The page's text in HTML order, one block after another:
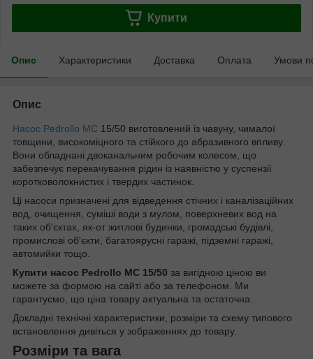
Купити
Опис Характеристики Доставка Оплата Умови
Опис
Насос Pedrollo MC 15/50 виготовлений із чавуну, чималої
товщини, високоміцного та стійкого до абразивного впливу.
Вони обладнані двоканальним робочим колесом, що
забезпечує перекачування рідин із наявністю у суспензії
коротковолокнистих і твердих частинок.
Ці насоси призначені для відведення стічних і каналізаційних
вод, очищення, суміші води з мулом, поверхневих вод на
таких об'єктах, як-от житлові будинки, громадські будівлі,
промислові об'єкти, багатоярусні гаражі, підземні гаражі,
автомийки тощо.
Купити насос Pedrollo MC 15/50 за вигідною ціною ви
можете за формою на сайті або за телефоном. Ми
гарантуємо, що ціна товару актуальна та остаточна.
Докладні технічні характеристики, розміри та схему типового
встановлення дивіться у зображеннях до товару.
Розміри та вага